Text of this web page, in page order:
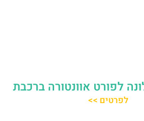
לפורט אוונטורה ברכבת
לפרטים >>